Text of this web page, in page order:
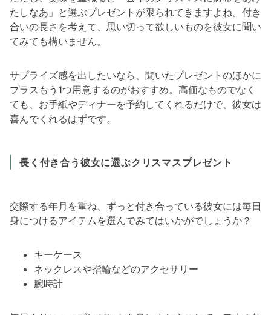
たしなあ」と選ぶプレゼントが限られてきますよね。付き
合いの長さを考えて、思い切って欲しいものを彼女に聞い
てみても構いません。
サプライズ感を出したいなら、聞いたプレゼントのほかに
プラスもう1つ用意するのがおすすめ。高価なものでなく
ても、お手紙やディナーを予約してくれるだけで、彼女は
喜んでくれるはずです。
長く付き合う彼女に選ぶクリスマスプレゼント
交際する年月を重ね、ずっと付き合っている彼女には毎日
身につけるアイテムを選んでみてはいかがでしょうか？
キーケース
ネックレスや指輪などのアクセサリー
腕時計